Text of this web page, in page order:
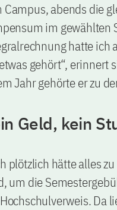
Campus, abends die
im gewählten
hatte ich
gehört“, erinnert
Jahr gehörte er zu
Geld, kein
plötzlich hätte alles
um die
Da